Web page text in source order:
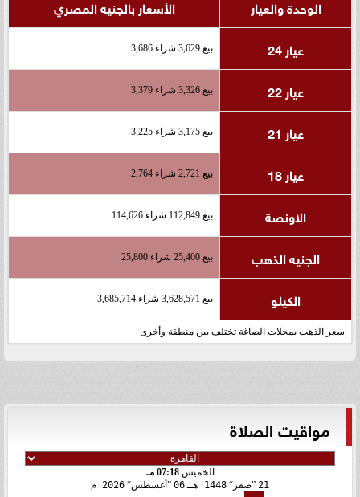
الوحدة والعيار
الأسعار بالجنيه المصري
عيار 24
بيع 3,629 شراء 3,686
عيار 22 بيع 3,326 شراء 3,379
عيار 21 بيع 3,175 شراء 3,225
عيار 18 بيع 2,721 شراء 2,764
الاونصة بيع 112,849 شراء 114,626
الجنيه الذهب بيع 25,400 شراء 25,800
الكيلو بيع 3,628,571 شراء 3,685,714
سعر الذهب بمحلات الصاغة تختلف بين منطقة وأخرى
مواقيت الصلاة
الخميس07:18 مـ
21
صفر 1448 هـ 06 أغسطس 2026 م